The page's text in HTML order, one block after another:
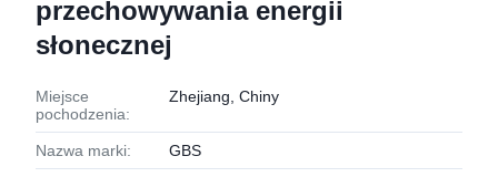
przechowywania energii
słonecznej
Miejsce
pochodzenia:
Zhejiang, Chiny
Nazwa marki: GBS